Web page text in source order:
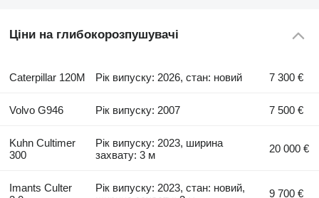
Ціни на глибокорозпушувачі
Caterpillar 120M Рік випуску: 2026, стан: новий 7 300 €
Volvo G946 Рік випуску: 2007 7 500 €
Kuhn Cultimer
300
Рік випуску: 2023, ширина
захвату: 3 м
20 000 €
Imants Culter
Рік випуску: 2023, стан: новий,
9 700 €